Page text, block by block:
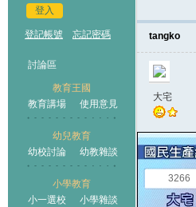
登入
登記帳號 忘記密碼
討論區
教育王國
教育講場
使用意見
幼兒教育
幼校討論
幼教雜談
小學教育
小一選校
小學雜談
王國
tangko
大宅
3266